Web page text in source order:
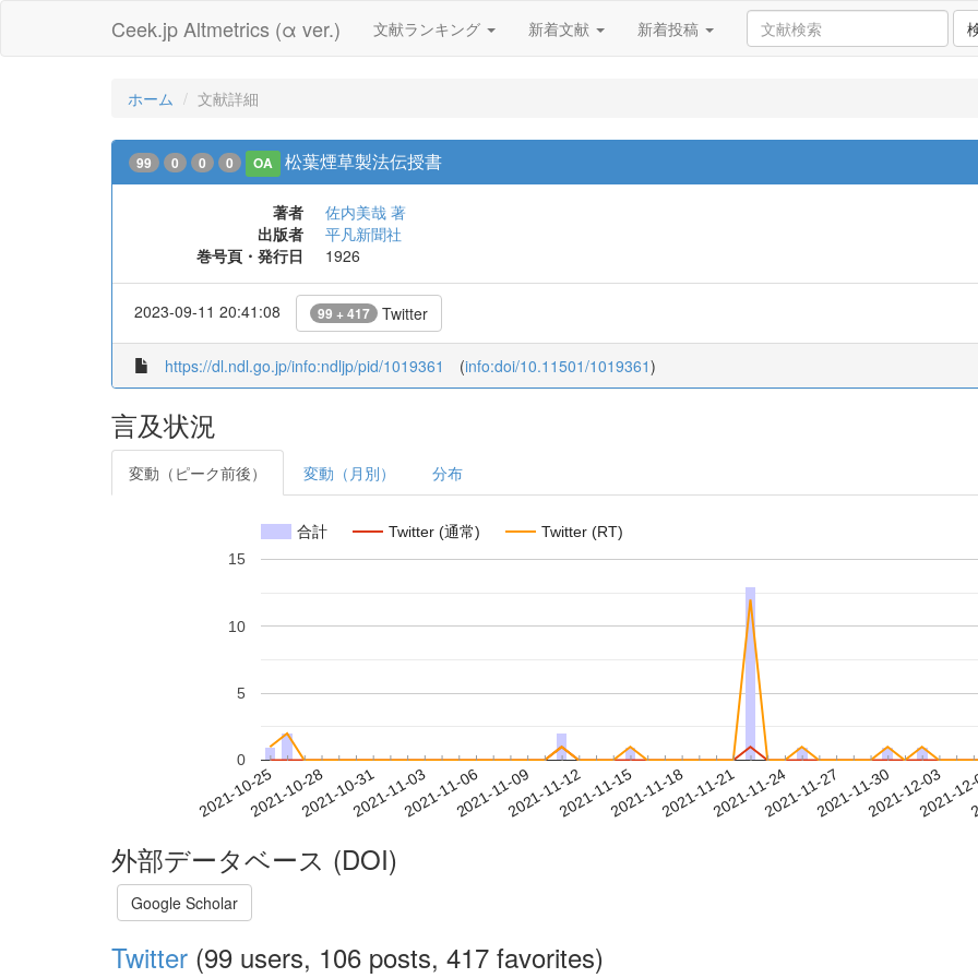
Ceek.jp Altmetrics (α ver.) 文献ランキング 新着文献 新着投稿
ホーム 文献詳細
99 0 0 0 OA 松葉煙草製法伝授書
著者
佐内美哉 著
出版者
平凡新聞社
巻号頁・発行日
1926
2023-09-11 20:41:08 99 + 417 Twitter
https://dl.ndl.go.jp/info:ndljp/pid/1019361 (info:doi/10.11501/1019361)
言及状況
変動（ピーク前後） 変動（月別） 分布
合計 Twitter (通常) Twitter (RT)
2021-10-252021-10-282021-10-312021-11-032021-11-062021-11-092021-11-122021-11-152021-11-182021-11-212021-11-242021-11-272021-11-302021-12-03
2021-
0
5
10
15
外部データベース (DOI)
Google Scholar
Twitter (99 users, 106 posts, 417 favorites)